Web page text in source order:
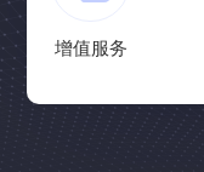
增值服务